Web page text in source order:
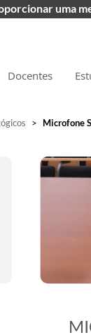
Docentes
> Microfone
uma